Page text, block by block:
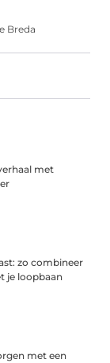
Breda
met
zo combineer
je loopbaan
met een